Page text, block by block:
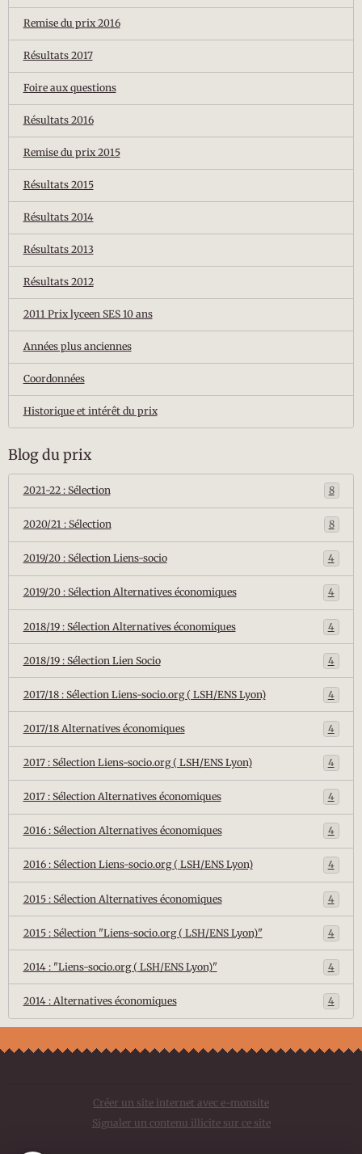
Remise du prix 2016
Résultats 2017
Foire aux questions
Résultats 2016
Remise du prix 2015
Résultats 2015
Résultats 2014
Résultats 2013
Résultats 2012
2011 Prix lyceen SES 10 ans
Années plus anciennes
Coordonnées
Historique et intérêt du prix
Blog du prix
2021-22 : Sélection 8
2020/21 : Sélection 8
2019/20 : Sélection Liens-socio 4
2019/20 : Sélection Alternatives économiques 4
2018/19 : Sélection Alternatives économiques 4
2018/19 : Sélection Lien Socio 4
2017/18 : Sélection Liens-socio.org ( LSH/ENS Lyon) 4
2017/18 Alternatives économiques 4
2017 : Sélection Liens-socio.org ( LSH/ENS Lyon) 4
2017 : Sélection Alternatives économiques 4
2016 : Sélection Alternatives économiques 4
2016 : Sélection Liens-socio.org ( LSH/ENS Lyon) 4
2015 : Sélection Alternatives économiques 4
2015 : Sélection "Liens-socio.org ( LSH/ENS Lyon)" 4
2014 : "Liens-socio.org ( LSH/ENS Lyon)" 4
2014 : Alternatives économiques 4
Créer un site internet avec e-monsite
Signaler un contenu illicite sur ce site